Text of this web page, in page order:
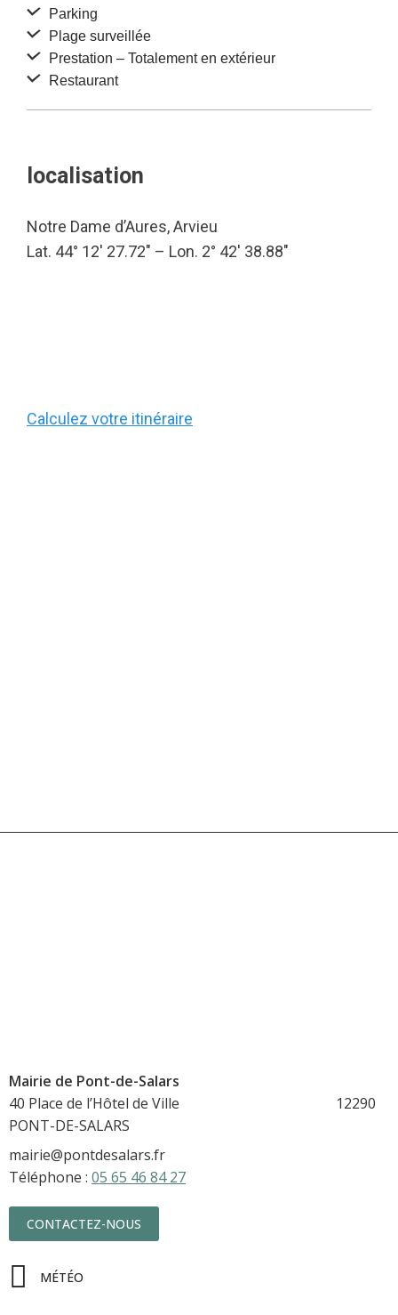
Parking
Plage surveillée
Prestation – Totalement en extérieur
Restaurant
localisation
Notre Dame d’Aures, Arvieu
Lat. 44° 12′ 27.72″ – Lon. 2° 42′ 38.88″
Calculez votre itinéraire
Mairie de Pont-de-Salars
40 Place de l’Hôtel de Ville 12290
PONT-DE-SALARS
mairie@pontdesalars.fr
Téléphone : 05 65 46 84 27
CONTACTEZ-NOUS
MÉTÉO